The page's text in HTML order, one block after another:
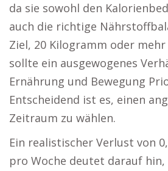
da sie sowohl den
auch die richtige
Ziel, 20 Kilogramm oder
sollte ein ausgewogenes
Ernährung und Bewegung
Entscheidend ist es, einen
Zeitraum zu wählen.
Ein realistischer Verlust von
pro Woche deutet darauf hin,